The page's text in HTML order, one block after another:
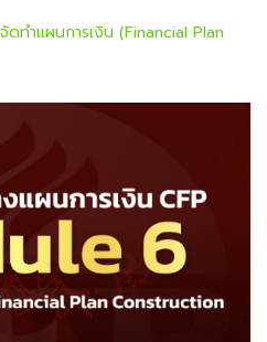
ทำแผนการเงิน (Financial Plan